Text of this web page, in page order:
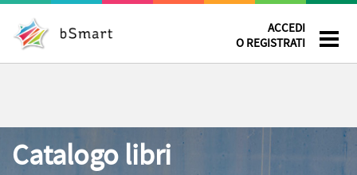
ACCEDI
O REGISTRATI
Catalogo libri